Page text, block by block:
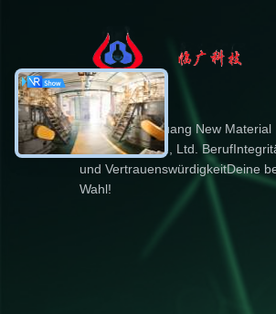
Dongying Linguang New Material
Technology Co., Ltd.
und VertrauenswürdigkeitDeine
Wahl!